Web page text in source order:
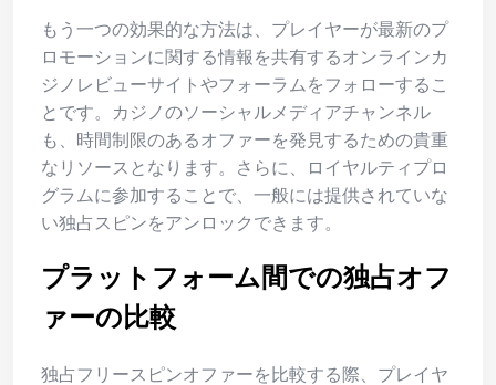
もう一つの効果的な方法は、プレイヤーが最新のプ
ロモーションに関する情報を共有するオンラインカ
ジノレビューサイトやフォーラムをフォローするこ
とです。カジノのソーシャルメディアチャンネル
も、時間制限のあるオファーを発見するための貴重
なリソースとなります。さらに、ロイヤルティプロ
グラムに参加することで、一般には提供されていな
い独占スピンをアンロックできます。
プラットフォーム間での独占オフ
ァーの比較
独占フリースピンオファーを比較する際、プレイヤ